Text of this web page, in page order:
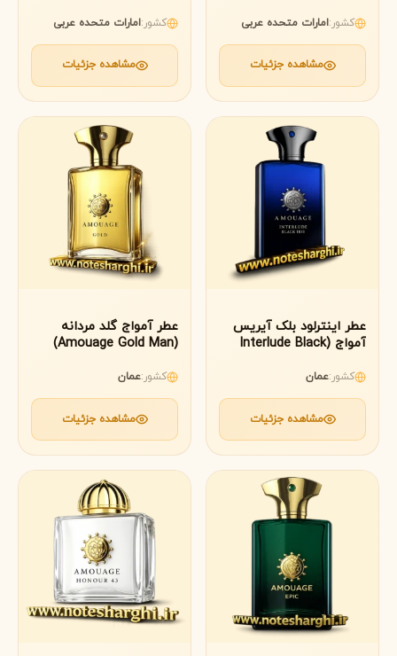
کشور:امارات متحده عربی
مشاهده جزئیات
کشور:امارات متحده عربی
مشاهده جزئیات
عطر اینترلود بلک آیریس
آمواج (Interlude Black
کشور:عمان
مشاهده جزئیات
عطر آمواج گلد مردانه
(Amouage Gold Man)
کشور:عمان
مشاهده جزئیات